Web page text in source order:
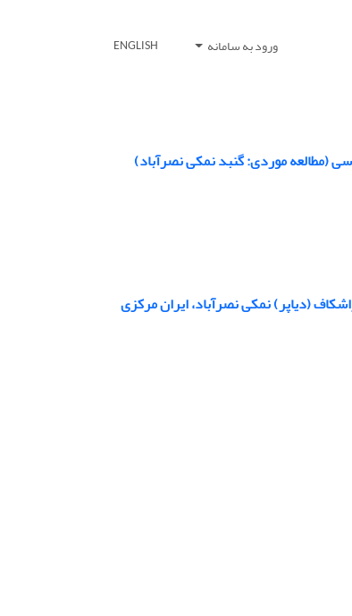
ورود به سامانه ENGLISH
(مطالعه موردی: گنبد نمکی نصرآباد)
(دیاپر) نمکی نصرآباد، ایران مرکزی